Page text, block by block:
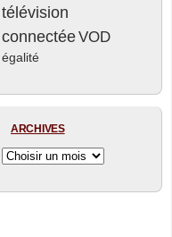
télévision
connectéeVOD
égalité
ARCHIVES